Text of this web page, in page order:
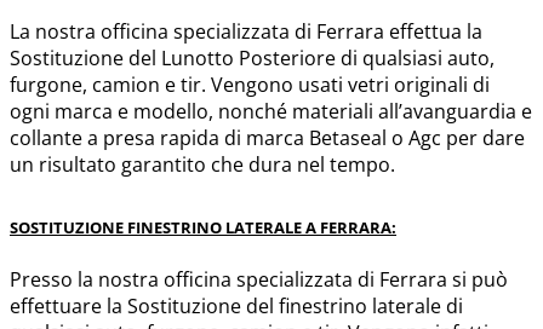
La nostra officina specializzata di Ferrara effettua la
Sostituzione del Lunotto Posteriore di qualsiasi auto,
furgone, camion e tir. Vengono usati vetri originali di
ogni marca e modello, nonché materiali all’avanguardia e
collante a presa rapida di marca Betaseal o Agc per dare
un risultato garantito che dura nel tempo.
SOSTITUZIONE FINESTRINO LATERALE A FERRARA:
Presso la nostra officina specializzata di Ferrara si può
effettuare la Sostituzione del finestrino laterale di